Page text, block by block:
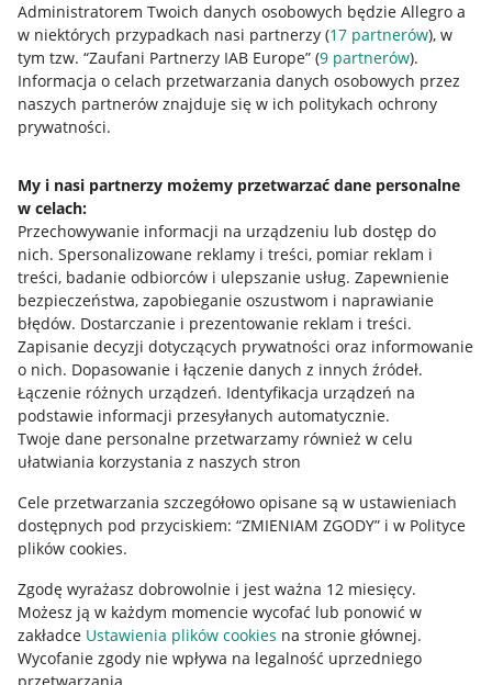
Administratorem Twoich danych osobowych będzie Allegro a
w niektórych przypadkach nasi partnerzy (17 partnerów), w
tym tzw. “Zaufani Partnerzy IAB Europe” (9 partnerów).
Informacja o celach przetwarzania danych osobowych przez
naszych partnerów znajduje się w ich politykach ochrony
prywatności.
My i nasi partnerzy możemy przetwarzać dane personalne
w celach:
Przechowywanie informacji na urządzeniu lub dostęp do
nich. Spersonalizowane reklamy i treści, pomiar reklam i
treści, badanie odbiorców i ulepszanie usług. Zapewnienie
bezpieczeństwa, zapobieganie oszustwom i naprawianie
błędów. Dostarczanie i prezentowanie reklam i treści.
Zapisanie decyzji dotyczących prywatności oraz informowanie
o nich. Dopasowanie i łączenie danych z innych źródeł.
Łączenie różnych urządzeń. Identyfikacja urządzeń na
podstawie informacji przesyłanych automatycznie.
Twoje dane personalne przetwarzamy również w celu
ułatwiania korzystania z naszych stron
Cele przetwarzania szczegółowo opisane są w ustawieniach
dostępnych pod przyciskiem: “ZMIENIAM ZGODY” i w Polityce
plików cookies.
Zgodę wyrażasz dobrowolnie i jest ważna 12 miesięcy.
Możesz ją w każdym momencie wycofać lub ponowić w
zakładce Ustawienia plików cookies na stronie głównej.
Wycofanie zgody nie wpływa na legalność uprzedniego
Przydatne informacje
Jak to działa
Allegro Gadane dla sprzedających
Allegro Gadane dla kupujących
Mapa miejscowości
Informacje prawne
Regulamin
Polityka plików "cookies"
Ustawienia plików "cookies"
Udostępnianie lokalizacji
Informacje dla Aktu o Usługach Cyfrowych
Pobierz aplikację